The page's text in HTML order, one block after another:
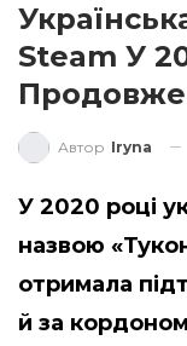
Steam У
Автор Iryna
У 2020 році
назвою
отримала
й за